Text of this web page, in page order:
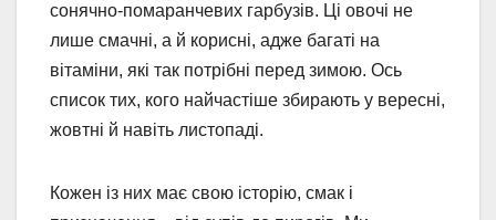
сонячно-помаранчевих гарбузів. Ці овочі не
лише смачні, а й корисні, адже багаті на
вітаміни, які так потрібні перед зимою. Ось
список тих, кого найчастіше збирають у вересні,
жовтні й навіть листопаді.
Кожен із них має свою історію, смак і